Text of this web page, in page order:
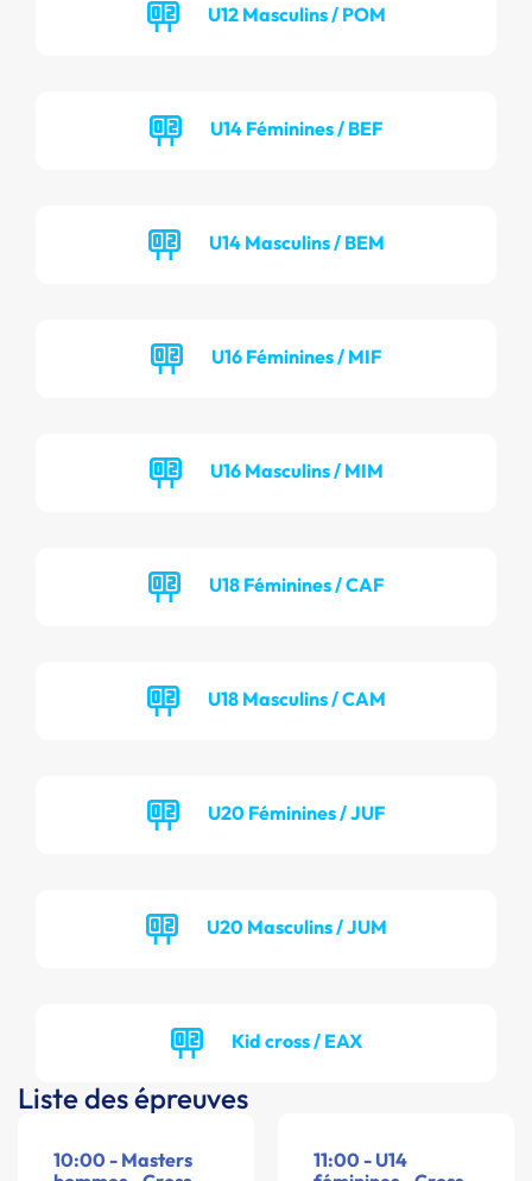
U12 Masculins / POM
U14 Féminines / BEF
U14 Masculins / BEM
U16 Féminines / MIF
U16 Masculins / MIM
U18 Féminines / CAF
U18 Masculins / CAM
U20 Féminines / JUF
U20 Masculins / JUM
Kid cross / EAX
Liste des épreuves
10:00 - Masters
11:00 - U14